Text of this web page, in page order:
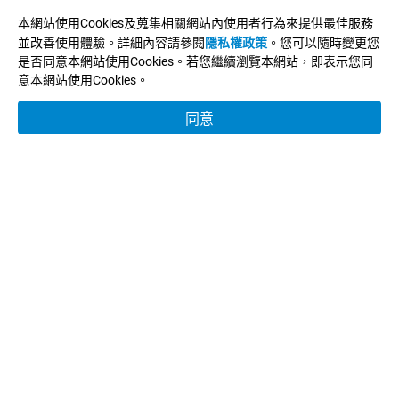
傳真：(02)2927-4556
Line：@044czzza
E-MAIL：info@tekworld.com.tw
關於樺皓
本網站使用Cookies及蒐集相關網站內使用者行為來提供最佳服務
並改善使用體驗。詳細內容請參閱 隱私權政策 。您可以隨時變更您
是否同意本網站使用Cookies。若您繼續瀏覽本網站，即表示您同
意本網站使用Cookies。
同意